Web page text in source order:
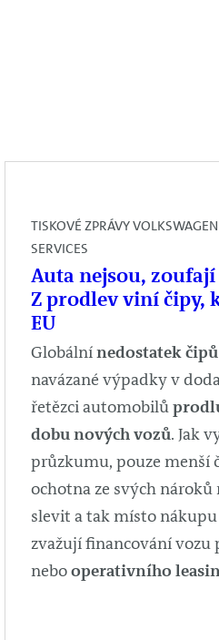
TISKOVÉ ZPRÁVY
SERVICES
Auta nejsou, zoufají
Z prodlev viní čipy,
EU
Globálnínedostatek čipů
navázané výpadky v
řetězci automobilů
dobu nových vozů. Jak
průzkumu, pouze menší
ochotna ze svých nároků
slevit a tak místo
zvažují financování
nebooperativního